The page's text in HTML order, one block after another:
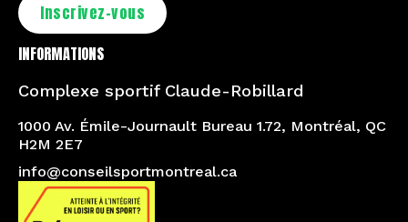
Inscrivez-vous
INFORMATIONS
Complexe sportif Claude-Robillard
1000 Av. Émile-Journault Bureau 1.72, Montréal, QC
H2M 2E7
info@conseilsportmontreal.ca